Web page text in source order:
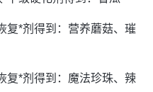
复*剂得到：营养蘑菇、璀
复*剂得到：魔法珍珠、辣